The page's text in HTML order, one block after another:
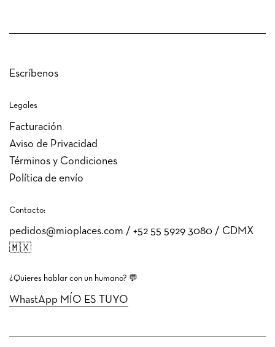
Escríbenos
Legales
Facturación
Aviso de Privacidad
Términos y Condiciones
Política de envío
Contacto:
pedidos@mioplaces.com / +52 ‭55 5929 3080‬ / CDMX
🇲🇽
¿Quieres hablar con un humano? 💬
WhastApp MÍO ES TUYO